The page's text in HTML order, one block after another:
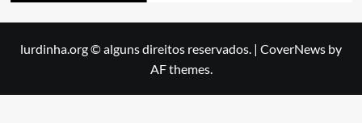
lurdinha.org © alguns direitos reservados. | CoverNews by
AF themes.